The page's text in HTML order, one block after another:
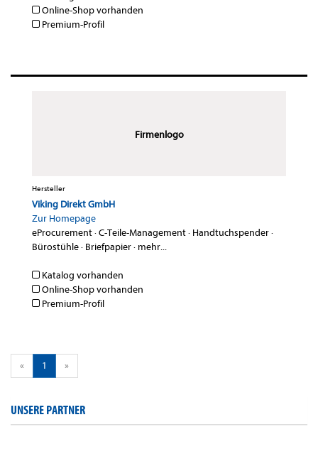
Online-Shop vorhanden
Premium-Profil
Firmenlogo
Hersteller
Viking Direkt GmbH
Zur Homepage
eProcurement·C-Teile-Management· Handtuchspender·
Bürostühle· Briefpapier· mehr...
Katalog vorhanden
Online-Shop vorhanden
Premium-Profil
« 1 »
UNSERE PARTNER